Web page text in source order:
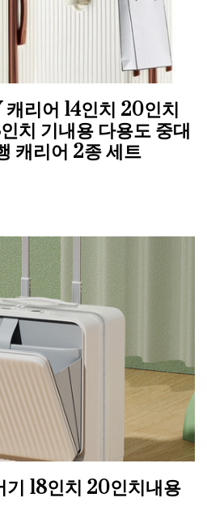
리어 14인치 20인치
치 기내용 다용도 중대
캐리어 2종 세트
기 18인치 20인치내용